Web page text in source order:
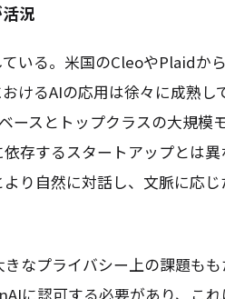
況
いる。米国のCleoやPlaidか
けるAIの応用は徐々に成熟し
ースとトップクラスの大規模
存するスタートアップとは
り自然に対話し、文脈に応
なプライバシー上の課題も
に認可する必要があり、こ